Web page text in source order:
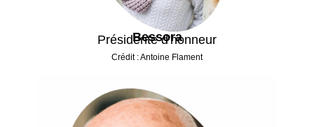
Bessora
Présidente d'honneur
Crédit : Antoine Flament